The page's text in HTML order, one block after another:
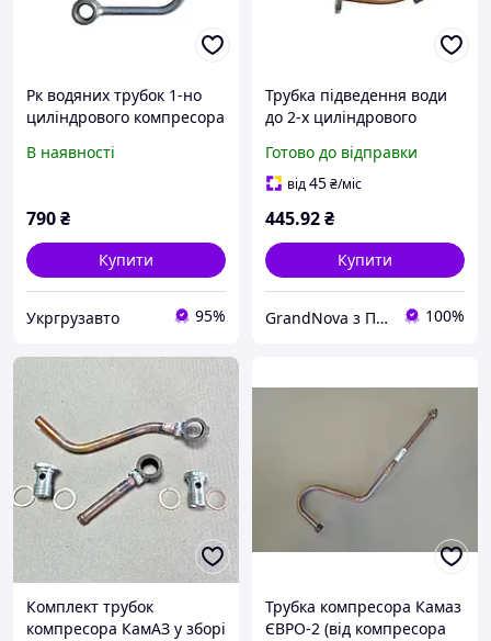
Рк водяних трубок 1-но
циліндрового компресора
5320-3509290/288/302
В наявності
790₴
Купити
Укргрузавто 95%
Трубка підведення води
до 2-х циліндрового
(мідна) повний комплект
5320-3509283 /
Готово до відправки
від45₴/міс
445.92₴
Купити
GrandNova з ПДВ 100%
Комплект трубок
компресора КамАЗ у зборі
Трубка компресора Камаз
ЄВРО-2 (від компресора